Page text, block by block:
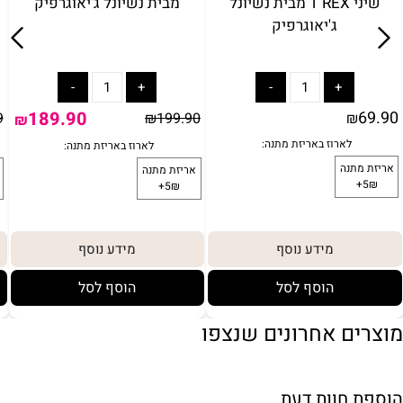
₪69.90
מידע נוסף
הוסף לסל
מבית נשיונל ג'יאוגרפיק
₪69.90
מידע נוסף
הוסף לסל
מוצרים אחרונים שנצפו